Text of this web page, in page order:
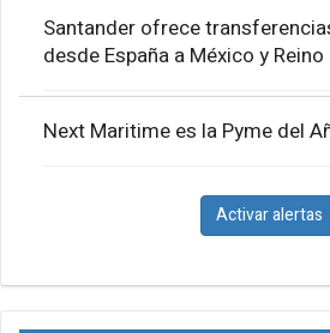
Santander ofrece
desde España a México y
Next Maritime es la Pyme del
Activar alertas